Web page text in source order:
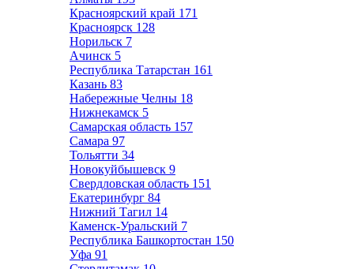
Красноярский край 171
Красноярск 128
Норильск 7
Ачинск 5
Республика Татарстан 161
Казань 83
Набережные Челны 18
Нижнекамск 5
Самарская область 157
Самара 97
Тольятти 34
Новокуйбышевск 9
Свердловская область 151
Екатеринбург 84
Нижний Тагил 14
Каменск-Уральский 7
Республика Башкортостан 150
Уфа 91